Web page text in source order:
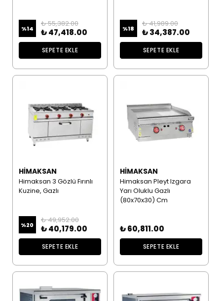
%14
₺ 55,382.00
₺ 47,418.00
SEPETE EKLE
%18
₺ 41,989.00
₺ 34,387.00
SEPETE EKLE
HIMAKSAN
Himaksan 3 Gözlü Fırınlı
Kuzine, Gazlı
%20
₺ 49,952.00
₺ 40,179.00
SEPETE EKLE
HIMAKSAN
Himaksan Pleyt Izgara
Yarı Oluklu Gazlı
(80x70x30) Cm
₺ 60,811.00
SEPETE EKLE